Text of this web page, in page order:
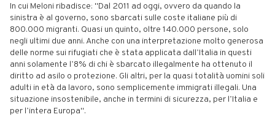
In cui Meloni ribadisce: "Dal 2011 ad oggi, ovvero da quando la
sinistra è al governo, sono sbarcati sulle coste italiane più di
800.000 migranti. Quasi un quinto, oltre 140.000 persone, solo
negli ultimi due anni. Anche con una interpretazione molto generosa
delle norme sui rifugiati che è stata applicata dall’Italia in questi
anni solamente l’8% di chi è sbarcato illegalmente ha ottenuto il
diritto ad asilo o protezione. Gli altri, per la quasi totalità uomini soli
adulti in età da lavoro, sono semplicemente immigrati illegali. Una
situazione insostenibile, anche in termini di sicurezza, per l’Italia e
per l’intera Europa".